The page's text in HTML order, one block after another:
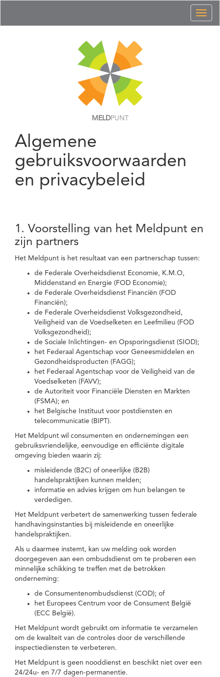
MELDPUNT
Algemene
gebruiksvoorwaarden
en privacybeleid
1. Voorstelling van het Meldpunt en
zijn partners
Het Meldpunt is het resultaat van een partnerschap tussen:
de Federale Overheidsdienst Economie, K.M.O,
Middenstand en Energie (FOD Economie);
de Federale Overheidsdienst Financiën (FOD
Financiën);
de Federale Overheidsdienst Volksgezondheid,
Veiligheid van de Voedselketen en Leefmilieu (FOD
Volksgezondheid);
de Sociale Inlichtingen- en Opsporingsdienst (SIOD);
het Federaal Agentschap voor Geneesmiddelen en
Gezondheidsproducten (FAGG);
het Federaal Agentschap voor de Veiligheid van de
Voedselketen (FAVV);
de Autoriteit voor Financiële Diensten en Markten
(FSMA); en
het Belgische Instituut voor postdiensten en
telecommunicatie (BIPT).
Het Meldpunt wil consumenten en ondernemingen een
gebruiksvriendelijke, eenvoudige en efficiënte digitale
omgeving bieden waarin zij:
misleidende (B2C) of oneerlijke (B2B)
handelspraktijken kunnen melden;
informatie en advies krijgen om hun belangen te
verdedigen.
Het Meldpunt verbetert de samenwerking tussen federale
handhavingsinstanties bij misleidende en oneerlijke
handelspraktijken.
Als u daarmee instemt, kan uw melding ook worden
doorgegeven aan een ombudsdienst om te proberen een
minnelijke schikking te treffen met de betrokken
onderneming:
de Consumentenombudsdienst (COD); of
het Europees Centrum voor de Consument België
(ECC België).
Het Meldpunt wordt gebruikt om informatie te verzamelen
om de kwaliteit van de controles door de verschillende
inspectiediensten te verbeteren.
Het Meldpunt is geen nooddienst en beschikt niet over een
24/24u- en 7/7 dagen-permanentie.